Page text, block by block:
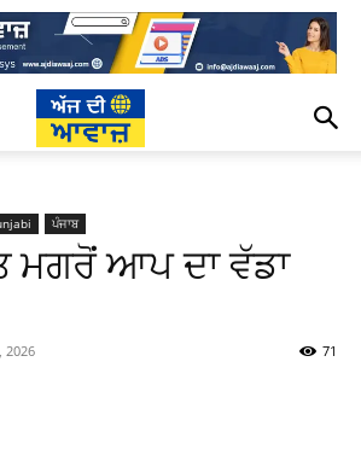
ਪੰਜਾਬ
ਮਗਰੋਂ ਆਪ ਦਾ ਵੱਡਾ
2026 71